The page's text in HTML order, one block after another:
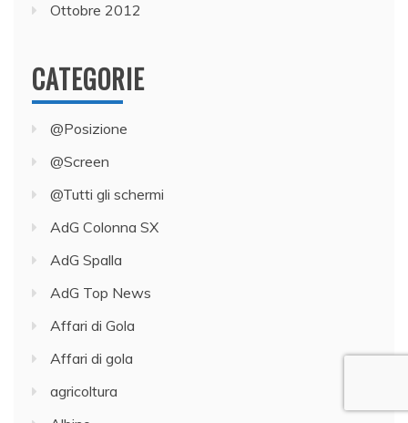
Ottobre 2012
CATEGORIE
@Posizione
@Screen
@Tutti gli schermi
AdG Colonna SX
AdG Spalla
AdG Top News
Affari di Gola
Affari di gola
agricoltura